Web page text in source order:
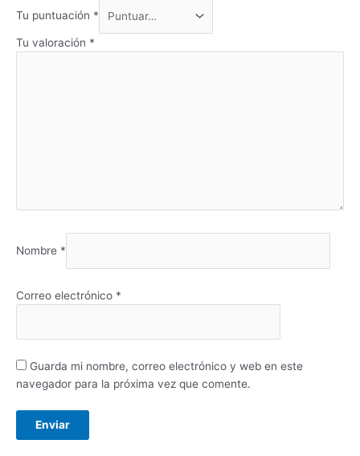
Tu puntuación *
Tu valoración *
Nombre *
Correo electrónico *
Guarda mi nombre, correo electrónico y web en este
navegador para la próxima vez que comente.